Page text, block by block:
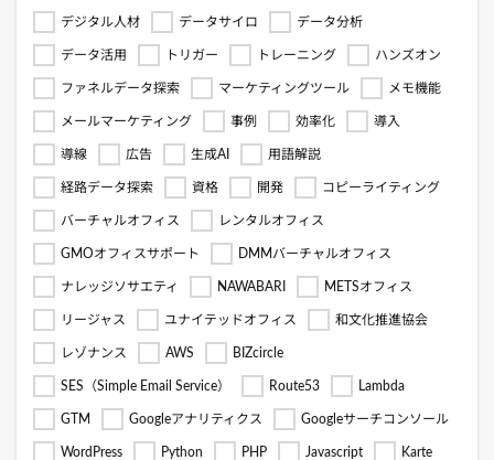
デジタル人材 データサイロ データ分析
データ活用 トリガー トレーニング ハンズオン
ファネルデータ探索 マーケティングツール メモ機能
メールマーケティング 事例 効率化 導入
導線 広告 生成AI 用語解説
経路データ探索 資格 開発 コピーライティング
バーチャルオフィス レンタルオフィス
GMOオフィスサポート DMMバーチャルオフィス
ナレッジソサエティ NAWABARI METSオフィス
リージャス ユナイテッドオフィス 和文化推進協会
レゾナンス AWS BIZcircle
SES（Simple Email Service） Route53 Lambda
GTM Googleアナリティクス Googleサーチコンソール
WordPress Python PHP Javascript Karte